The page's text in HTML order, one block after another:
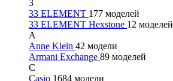
3
33 ELEMENT 177 моделей
33 ELEMENT Hexstone 12 моделей
A
Anne Klein 42 модели
Armani Exchange 89 моделей
C
Casio 1684 модели